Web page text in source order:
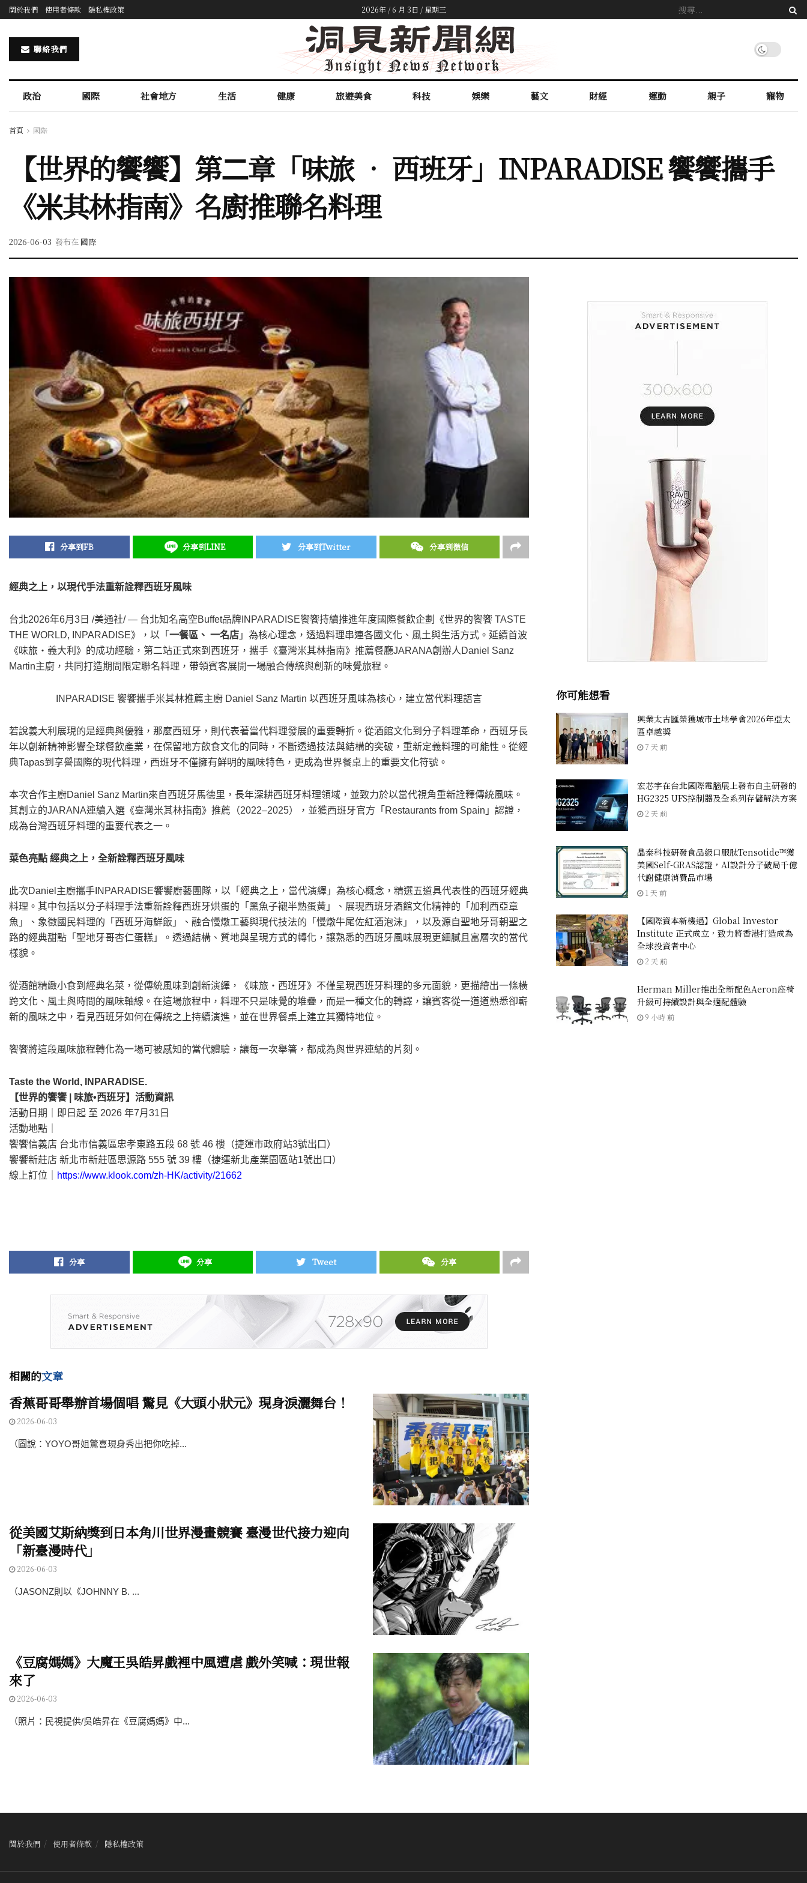
關於我們 使用者條款 隱私權政策 2026年 / 6 月 3日 / 星期三
聯絡我們
政治 國際 社會地方 生活 健康 旅遊美食 科技 娛樂 藝文 財經 運動 親子 寵物
首頁 國際
【世界的饗饗】第⼆章「味旅 • 西班牙」INPARADISE 饗饗攜⼿
《⽶其林指南》名廚推聯名料理
2026-06-03 發布在 國際
分享到FB 分享到LINE 分享到Twitter 分享到微信
經典之上，以現代⼿法重新詮釋西班牙風味
台北2026年6月3日 /美通社/ — 台北知名高空Buffet品牌INPARADISE饗饗持續推進年度國際餐飲企劃《世界的饗饗 TASTE
THE WORLD, INPARADISE》，以「 ⼀餐區、 ⼀名店 」為核心理念，透過料理串連各國文化、風土與生活方式。延續首波
《味旅・義大利》的成功經驗，第二站正式來到西班牙，攜手《臺灣米其林指南》推薦餐廳JARANA創辦人Daniel Sanz
Martin主廚，共同打造期間限定聯名料理，帶領賓客展開一場融合傳統與創新的味覺旅程。
INPARADISE 饗饗攜手米其林推薦主廚 Daniel Sanz Martin 以西班牙風味為核心，建立當代料理語言
若說義大利展現的是經典與優雅，那麼西班牙，則代表著當代料理發展的重要轉折。從酒館文化到分子料理革命，西班牙長
年以創新精神影響全球餐飲產業，在保留地方飲食文化的同時，不斷透過技法與結構的突破，重新定義料理的可能性。從經
典Tapas到享譽國際的現代料理，西班牙不僅擁有鮮明的風味特色，更成為世界餐桌上的重要文化符號。
本次合作主廚Daniel Sanz Martin來自西班牙馬德里，長年深耕西班牙料理領域，並致力於以當代視角重新詮釋傳統風味。
其創立的JARANA連續入選《臺灣米其林指南》推薦（2022–2025），並獲西班牙官方「Restaurants from Spain」認證，
成為台灣西班牙料理的重要代表之一。
菜⾊亮點 經典之上，全新詮釋西班牙風味
此次Daniel主廚攜手INPARADISE饗饗廚藝團隊，以「經典之上，當代演繹」為核心概念，精選五道具代表性的西班牙經典
料理。其中包括以分子料理手法重新詮釋西班牙烘蛋的「黑魚子襯半熟蛋黃」、展現西班牙酒館文化精神的「加利西亞章
魚」、象徵國民料理的「西班牙海鮮飯」、融合慢燉工藝與現代技法的「慢燉牛尾佐紅酒泡沫」，以及源自聖地牙哥朝聖之
路的經典甜點「聖地牙哥杏仁蛋糕」。透過結構、質地與呈現方式的轉化，讓熟悉的西班牙風味展現更細膩且富層次的當代
樣貌。
從酒館精緻⼩食到經典名菜，從傳統風味到創新演繹，《味旅・西班牙》不僅呈現西班牙料理的多元面貌，更描繪出一條橫
跨文化、風土與時間的風味軸線。在這場旅程中，料理不只是味覺的堆疊，而是一種文化的轉譯，讓賓客從一道道熟悉卻嶄
新的風味之中，看見西班牙如何在傳統之上持續演進，並在世界餐桌上建立其獨特地位。
饗饗將這段風味旅程轉化為一場可被感知的當代體驗，讓每一次舉箸，都成為與世界連結的片刻。
Taste the World, INPARADISE.
【世界的饗饗 | 味旅•西班牙】活動資訊
活動⽇期｜即日起 ⾄ 2026 年7⽉31⽇
活動地點｜
饗饗信義店 台北市信義區忠孝東路五段 68 號 46 樓（捷運市政府站3號出口）
饗饗新莊店 新北市新莊區思源路 555 號 39 樓（捷運新北產業園區站1號出口）
線上訂位｜
https://www.klook.com/zh-HK/activity/21662
分享 分享 Tweet 分享
相關的文章
香蕉哥哥舉辦首場個唱 驚見《大頭小狀元》現身淚灑舞台！
2026-06-03
（圖說：YOYO哥姐驚喜現身秀出把你吃掉...
從美國艾斯納獎到日本角川世界漫畫競賽 臺漫世代接力迎向
「新臺漫時代」
2026-06-03
（JASONZ則以《JOHNNY B. ...
《豆腐媽媽》大魔王吳皓昇戲裡中風遭虐 戲外笑喊：現世報
來了
2026-06-03
（照片：民視提供/吳皓昇在《豆腐媽媽》中...
你可能想看
興業太古匯榮獲城市土地學會2026年亞太
區卓越獎
7 天 前
宏芯宇在台北國際電腦展上發布自主研發的
HG2325 UFS控制器及全系列存儲解決方案
2 天 前
晶泰科技研發食品級口服肽Tensotide™獲
美國Self-GRAS認證，AI設計分子破局千億
代謝健康消費品市場
1 天 前
【國際資本新機遇】Global Investor
Institute 正式成立，致力將香港打造成為
全球投資者中心
2 天 前
Herman Miller推出全新配色Aeron座椅
升級可持續設計與全適配體驗
9 小時 前
關於我們 使用者條款 隱私權政策